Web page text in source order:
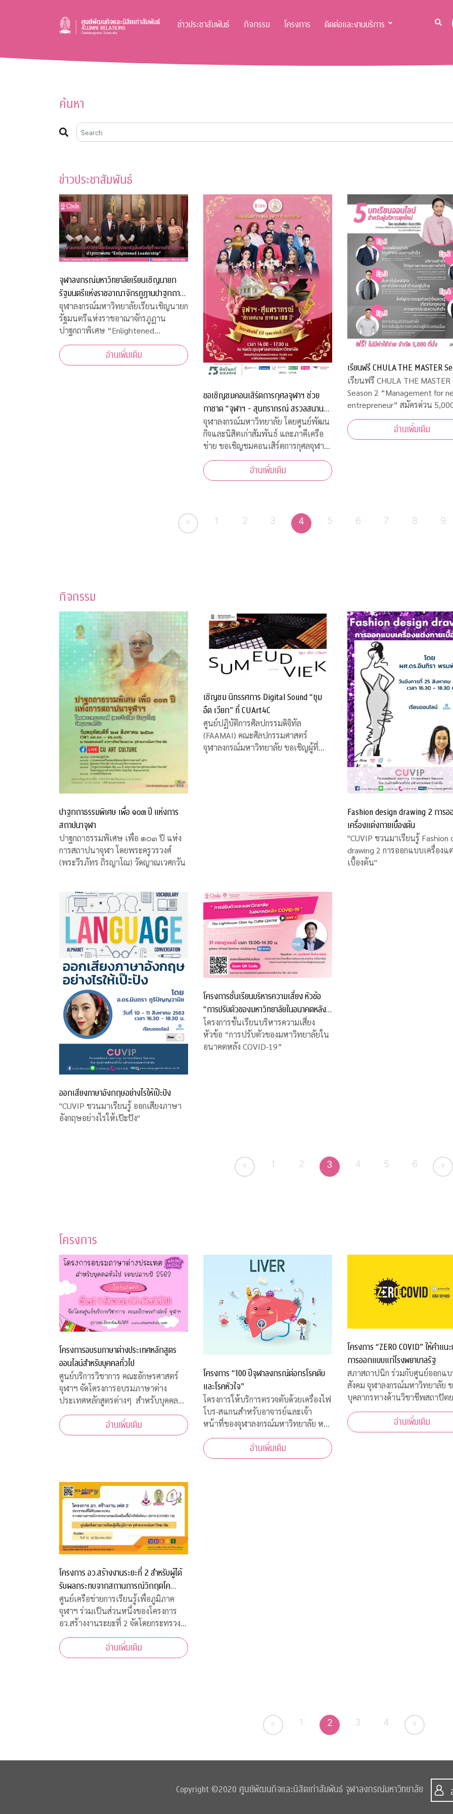
ข่าวประชาสัมพันธ์ กิจกรรม โครงการ ติดต่อและงานบริการ
ค้นหา
ข่าวประชาสัมพันธ์
จุฬาลงกรณ์มหาวิทยาลัยเรียนเชิญนายก
รัฐมนตรีแห่งราชอาณาจักรภูฏานปาฐกถา
พิเศษ “Enlightened Leadership”
จุฬาลงกรณ์มหาวิทยาลัยเรียนเชิญนายก
รัฐมนตรีแห่งราชอาณาจักรภูฏาน
ปาฐกถาพิเศษ “Enlightened
Leadership”
อ่านเพิ่มเติม
ขอเชิญชมคอนเสิร์ตการกุศลจุฬาฯ ช่วย
กาชาด “จุฬาฯ - สุนทราภรณ์ สรวลสนาน
กาชาด 100 ปี”
จุฬาลงกรณ์มหาวิทยาลัย โดยศูนย์พัฒน
กิจและนิสิตเก่าสัมพันธ์ และภาคีเครือ
ข่าย ขอเชิญชมคอนเสิร์ตการกุศลจุฬาฯ
ช่วยกาชาด “จุฬาฯ - สุนทราภรณ์ สรวล
สนาน กาชาด 100 ปี” เพลินเพลงดัง
ระดับตำนานของวงสุนทราภรณ์ที่เราคุ้น
อ่านเพิ่มเติม
เรียนฟรี CHULA THE MASTER
เรียนฟรี CHULA THE MASTER
Season 2 “Management for new
entrepreneur” สมัครด่วน 5,000 ที่นั่ง
เท่านั้น
อ่านเพิ่มเติม
« 1 2 3 4 5 6 7 8 9
กิจกรรม
ปาฐกถาธรรมพิเศษ เพื่อ ๑๐๓ ปี แห่งการ
สถาปนาจุฬา
ปาฐกถาธรรมพิเศษ เพื่อ ๑๐๓ ปี แห่ง
การสถาปนาจุฬา โดยพระครูวรวงศ์
(พระวีรภัทร ถิรญาโณ) วัดญาณเวศกวัน
เชิญชม นิทรรศการ Digital Sound “ซุม
อึด เวียก” ที่ CUArt4C
ศูนย์ปฏิบัติการศิลปกรรมดิจิทัล
(FAAMAI) คณะศิลปกรรมศาสตร์
จุฬาลงกรณ์มหาวิทยาลัย ขอเชิญผู้ที่
Fashion design drawing 2 การ
เครื่องแต่งกายเบื้องต้น
"CUVIP ชวนมาเรียนรู้ Fashion
drawing 2 การออกแบบเครื่องแ
เบื้องต้น"
ออกเสียงภาษาอังกฤษอย่างไรให้เป๊ะปัง
"CUVIP ชวนมาเรียนรู้ ออกเสียงภาษา
อังกฤษอย่างไรให้เป๊ะปัง"
โครงการชั้นเรียนบริหารความเสี่ยง หัวข้อ
“การปรับตัวของมหาวิทยาลัยในอนาคตหลัง
COVID-19”
โครงการชั้นเรียนบริหารความเสี่ยง
หัวข้อ “การปรับตัวของมหาวิทยาลัยใน
อนาคตหลัง COVID-19”
« 1 2 3 4 5 6 »
โครงการ
โครงการอบรมภาษาต่างประเทศหลักสูตร
ออนไลน์สำหรับบุคคลทั่วไป
ศูนย์บริการวิชาการ คณะอักษรศาสตร์
จุฬาฯ จัดโครงการอบรมภาษาต่าง
ประเทศหลักสูตรต่างๆ สำหรับบุคคล
ทั่วไป รอบปลายปี 2563 โดยจัดอบรม
หลักสูตรออนไลน์ เพื่อความปลอดภัย
ของผู้สอนและผู้เข้าร่วมการอบรมทุกคน
อ่านเพิ่มเติม
โครงการ “100 ปีจุฬาลงกรณ์ต่อกรโรคตับ
และโรคหัวใจ”
โครงการให้บริการตรวจตับด้วยเครื่องไฟ
โบร-สแกนสำหรับอาจารย์และเจ้า
หน้าที่ของจุฬาลงกรณ์มหาวิทยาลัย หรือ
เจ้าหน้าที่โรงพยาบาลจุฬาลงกรณ์
สภากาชาดไทย ระหว่างวันที่ 16-18
มีนาคม 2563 เวลา 08.00-15.00 ณ
อ่านเพิ่มเติม
โครงการ “ZERO COVID” ให้คำแน
การออกแบบแก่โรงพยาบาลรัฐ
สภาสถาปนิก ร่วมกับศูนย์ออกแ
สังคม จุฬาลงกรณ์มหาวิทยาลัย
บุคลากรทางด้านวิชาชีพสถาปัต
และการออกแบบในสาขาต่างๆ
โครงการ “ZERO COVID” เพื่อ
ช่วยเหลือด้านการออกแบบแก่โร
อ่านเพิ่มเติม
โครงการ อว.สร้างงานระยะที่ 2 สำหรับผู้ได้
รับผลกระทบจากสถานการณ์วิกฤตโค
วิด-19
ศูนย์เครือข่ายการเรียนรู้เพื่อภูมิภาค
จุฬาฯ ร่วมเป็นส่วนหนึ่งของโครงการ
อว.สร้างงานระยะที่ 2 จัดโดยกระทรวง
การอุดมศึกษา วิทยาศาสตร์ วิจัยและ
นวัตกรรม เพื่อสร้างงานสำหรับผู้ได้รับ
ผลกระทบจากสถานการณ์วิกฤตโควิด-19
อ่านเพิ่มเติม
« 1 2 3 4 »
Copyright ©2020 ศูนย์พัฒนกิจและนิสิตเก่าสัมพันธ์ จุฬาลงกรณ์มหาวิทยาลัย